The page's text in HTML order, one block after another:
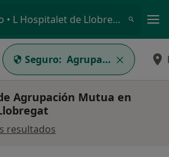
Traumatólogo • L Hospitalet de Llobregat, Barcelona
Seguro: Agrupación Mutua
Agrupación Mutua en
resultados